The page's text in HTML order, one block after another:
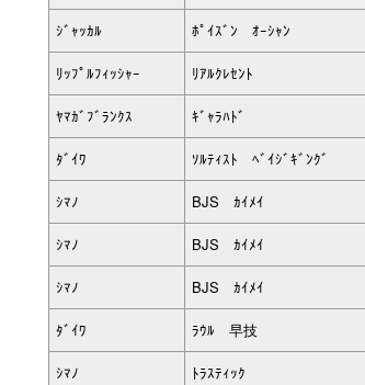
ｼﾞｬｯｶﾙ ﾎﾟｲｽﾞﾝ ｵｰｼｬﾝ
ﾘｯﾌﾟﾙﾌｨｯｼｬｰ ﾘｱﾙｸﾚｾﾝﾄ
ﾔﾏｶﾞﾌﾞﾗﾝｸｽ ｷﾞｬﾗﾊﾄﾞ
ﾀﾞｲﾜ ｿﾙﾃｨｽﾄ ﾍﾞｲｼﾞｷﾞﾝｸﾞ
ｼﾏﾉ BJS ｶｲﾒｲ
ｼﾏﾉ BJS ｶｲﾒｲ
ｼﾏﾉ BJS ｶｲﾒｲ
ﾀﾞｲﾜ ﾗｳﾙ 早技
ｼﾏﾉ ﾄﾗｽﾃｨｯｸ